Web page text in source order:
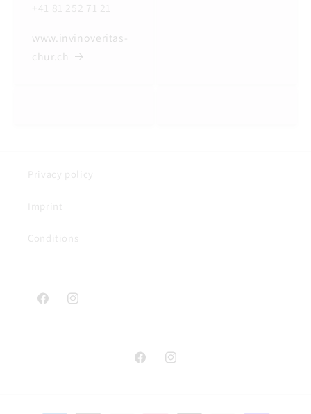
+41 81 252 71 21
www.invinoveritas-
chur.ch
Privacy policy
Imprint
Conditions
FacebookInstagram
FacebookInstagram